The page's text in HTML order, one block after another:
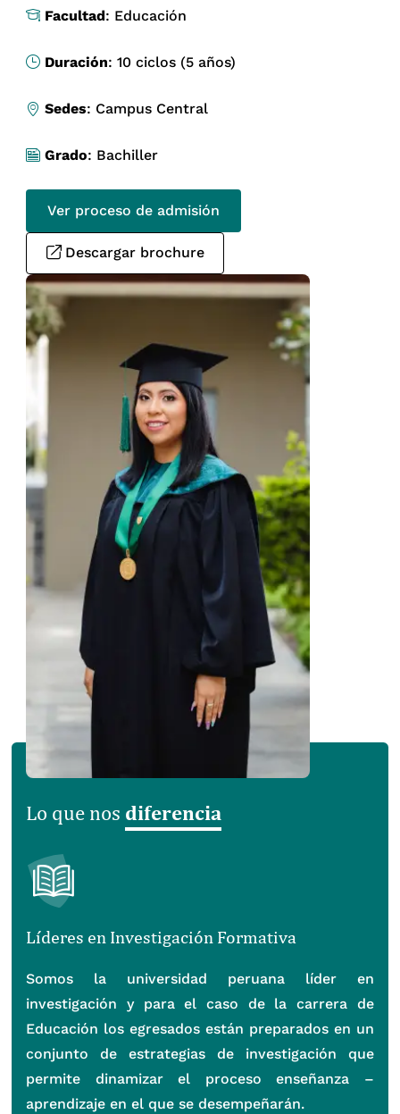
Facultad: Educación
Duración: 10 ciclos (5 años)
Sedes: Campus Central
Grado: Bachiller
Ver proceso de admisión
Descargar brochure
Lo que nos diferencia
Líderes en Investigación Formativa
Somos la universidad peruana líder en
investigación y para el caso de la carrera de
Educación los egresados están preparados en un
conjunto de estrategias de investigación que
permite dinamizar el proceso enseñanza –
aprendizaje en el que se desempeñarán.